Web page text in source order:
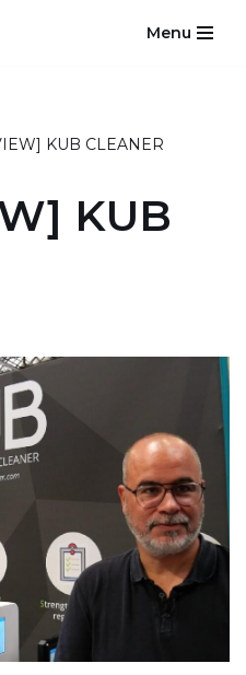
Menu
KUB CLEANER
KUB